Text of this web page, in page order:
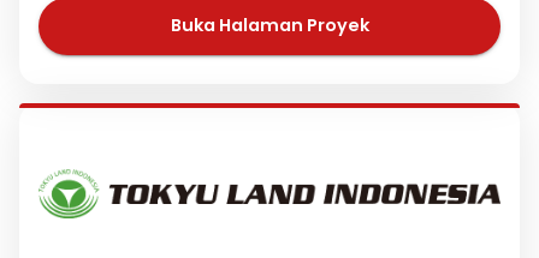
Buka Halaman Proyek